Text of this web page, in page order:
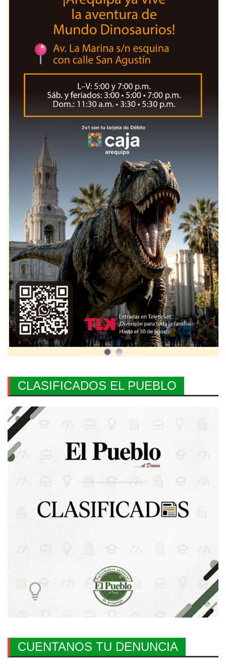
CLASIFICADOS EL PUEBLO
CUENTANOS TU DENUNCIA